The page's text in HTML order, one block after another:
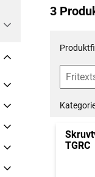
3
TGRC